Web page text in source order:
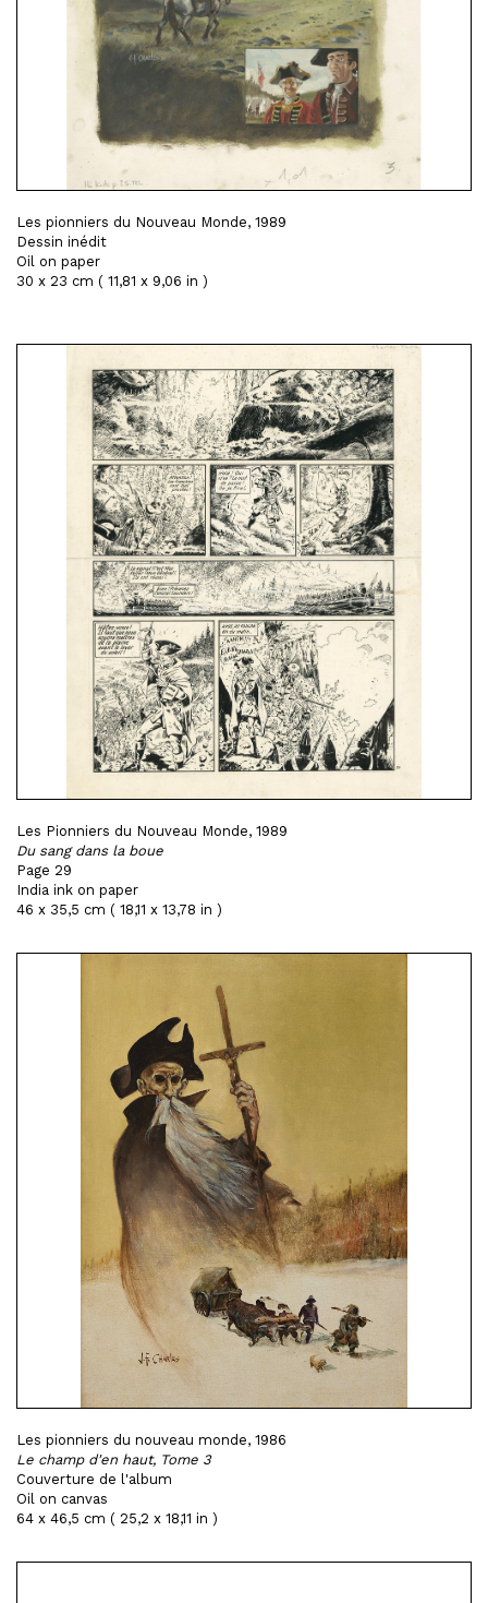
Les pionniers du Nouveau Monde, 1989
Dessin inédit
Oil on paper
30 x 23 cm ( 11,81 x 9,06 in )
Les Pionniers du Nouveau Monde, 1989
Du sang dans la boue
Page 29
India ink on paper
46 x 35,5 cm ( 18,11 x 13,78 in )
Les pionniers du nouveau monde, 1986
Le champ d'en haut, Tome 3
Couverture de l'album
Oil on canvas
64 x 46,5 cm ( 25,2 x 18,11 in )